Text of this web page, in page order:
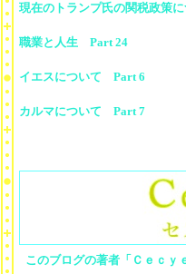
現在のトランプ氏の関税政策
職業と人生 Part 24
イエスについて Part 6
カルマについて Part 7
このブログの著者「Ｃｅｃｙ